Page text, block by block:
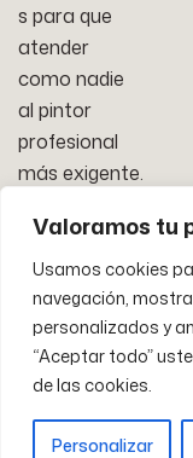
Valoramos tu
Usamos cookies
navegación,
personalizados y
“Aceptar todo”
de las cookies.
Personalizar
s para que
atender
como nadie
al pintor
profesional
más exigente.
© Cintas y